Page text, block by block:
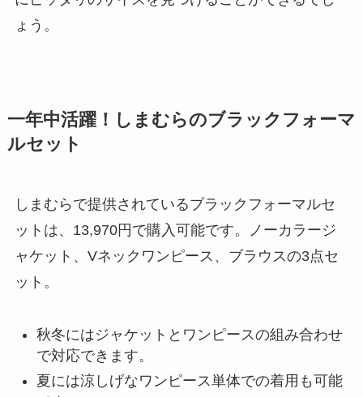
ょう。
一年中活躍！しまむらのブラックフォーマ
ルセット
しまむらで提供されているブラックフォーマルセ
ットは、13,970円で購入可能です。ノーカラージ
ャケット、Vネックワンピース、ブラウスの3点セ
ット。
秋冬にはジャケットとワンピースの組み合わせ
で対応できます。
夏には涼しげなワンピース単体での着用も可能